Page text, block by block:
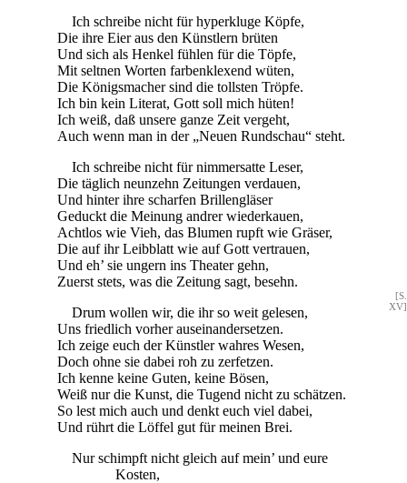
Ich schreibe nicht für hyperkluge Köpfe,
Die ihre Eier aus den Künstlern brüten
Und sich als Henkel fühlen für die Töpfe,
Mit seltnen Worten farbenklexend wüten,
Die Königsmacher sind die tollsten Tröpfe.
Ich bin kein Literat, Gott soll mich hüten!
Ich weiß, daß unsere ganze Zeit vergeht,
Auch wenn man in der „Neuen Rundschau“ steht.
Ich schreibe nicht für nimmersatte Leser,
Die täglich neunzehn Zeitungen verdauen,
Und hinter ihre scharfen Brillengläser
Geduckt die Meinung andrer wiederkauen,
Achtlos wie Vieh, das Blumen rupft wie Gräser,
Die auf ihr Leibblatt wie auf Gott vertrauen,
Und eh’ sie ungern ins Theater gehn,
Zuerst stets, was die Zeitung sagt, besehn.
[S.
XV]
Drum wollen wir, die ihr so weit gelesen,
Uns friedlich vorher auseinandersetzen.
Ich zeige euch der Künstler wahres Wesen,
Doch ohne sie dabei roh zu zerfetzen.
Ich kenne keine Guten, keine Bösen,
Weiß nur die Kunst, die Tugend nicht zu schätzen.
So lest mich auch und denkt euch viel dabei,
Und rührt die Löffel gut für meinen Brei.
Nur schimpft nicht gleich auf mein’ und eure
Kosten,